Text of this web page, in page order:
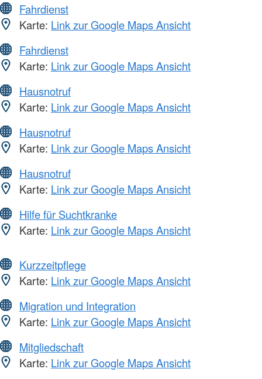
Fahrdienst
Karte: Link zur Google Maps Ansicht
Fahrdienst
Karte: Link zur Google Maps Ansicht
Hausnotruf
Karte: Link zur Google Maps Ansicht
Hausnotruf
Karte: Link zur Google Maps Ansicht
Hausnotruf
Karte: Link zur Google Maps Ansicht
Hilfe für Suchtkranke
Karte: Link zur Google Maps Ansicht
Kurzzeitpflege
Karte: Link zur Google Maps Ansicht
Migration und Integration
Karte: Link zur Google Maps Ansicht
Mitgliedschaft
Karte: Link zur Google Maps Ansicht